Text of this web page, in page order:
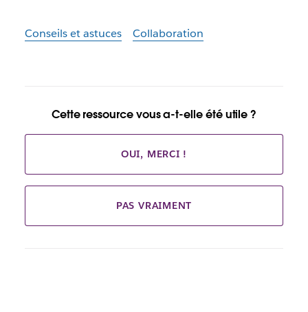
Conseils et astuces Collaboration
Cette ressource vous a-t-elle été utile ?
OUI, MERCI !
PAS VRAIMENT